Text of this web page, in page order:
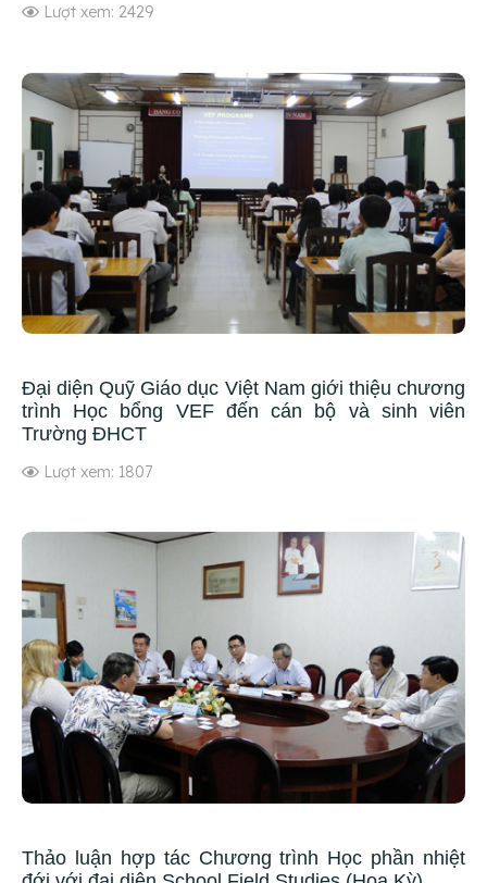
Lượt xem: 2429
Đại diện Quỹ Giáo dục Việt Nam giới thiệu chương
trình Học bổng VEF đến cán bộ và sinh viên
Trường ĐHCT
Lượt xem: 1807
Thảo luận hợp tác Chương trình Học phần nhiệt